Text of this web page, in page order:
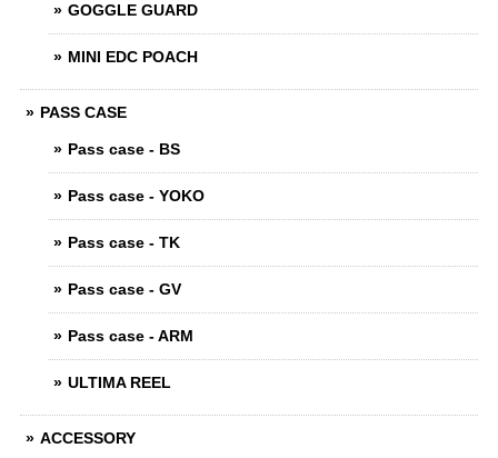
GOGGLE GUARD
MINI EDC POACH
PASS CASE
Pass case - BS
Pass case - YOKO
Pass case - TK
Pass case - GV
Pass case - ARM
ULTIMA REEL
ACCESSORY